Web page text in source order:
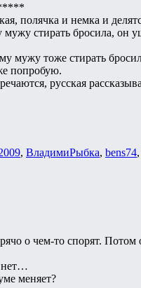
полячка и немка и
стирать бросила, он
мужу тоже стирать
попробую.
русская
, ВладимиРыбка, bens74,
о чем-то спорят.
нет…
меняет?